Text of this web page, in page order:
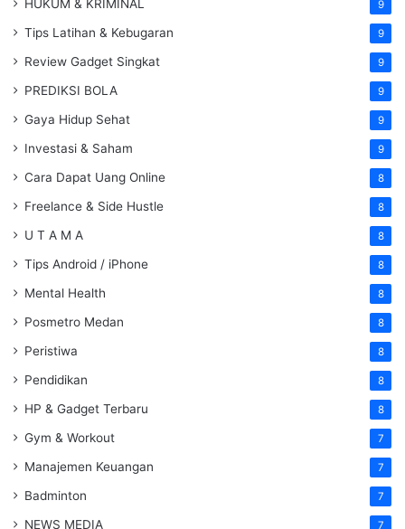
HUKUM & KRIMINAL 9
Tips Latihan & Kebugaran 9
Review Gadget Singkat 9
PREDIKSI BOLA 9
Gaya Hidup Sehat 9
Investasi & Saham 9
Cara Dapat Uang Online 8
Freelance & Side Hustle 8
U T A M A 8
Tips Android / iPhone 8
Mental Health 8
Posmetro Medan 8
Peristiwa 8
Pendidikan 8
HP & Gadget Terbaru 8
Gym & Workout 7
Manajemen Keuangan 7
Badminton 7
NEWS MEDIA 7